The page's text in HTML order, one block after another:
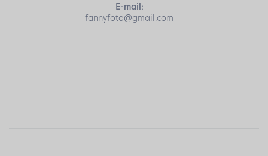
E-mail:
fannyfoto@gmail.com